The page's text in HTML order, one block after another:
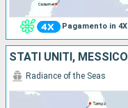
Pagamento in 4X
STATI UNITI, MESSICO
Radiance of the Seas